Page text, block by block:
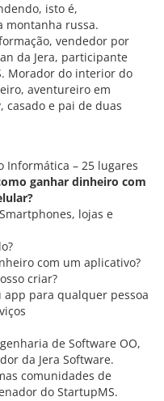
isto é,
montanha russa.
vendedor por
da Jera, participante
Morador do interior do
aventureiro em
casado e pai de duas
Informática – 25 lugares
ganhar dinheiro com
lojas e
com um aplicativo?
criar?
app para qualquer pessoa
de Software OO,
da Jera Software.
comunidades de
do StartupMS.